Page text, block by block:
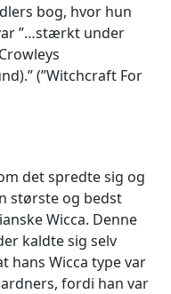
bog, hvor hun
”…stærkt under
(”Witchcraft For
det spredte sig og
største og bedst
Wicca. Denne
kaldte sig selv
hans Wicca type var
fordi han var